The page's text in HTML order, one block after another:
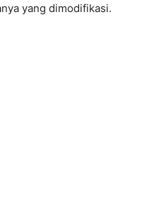
yang dimodifikasi.